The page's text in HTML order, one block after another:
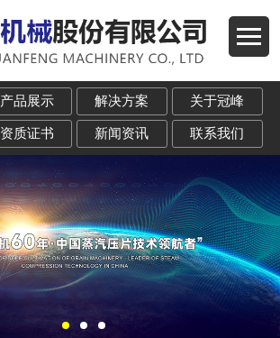
产品展示 解决方案 关于冠峰
资质证书 新闻资讯 联系我们